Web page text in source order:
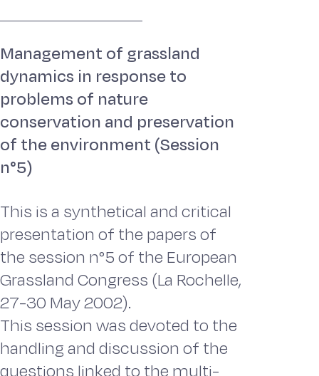
Management of grassland
dynamics in response to
problems of nature
conservation and preservation
of the environment (Session
n°5)
This is a synthetical and critical
presentation of the papers of
the session n°5 of the European
Grassland Congress (La Rochelle,
27-30 May 2002).
This session was devoted to the
handling and discussion of the